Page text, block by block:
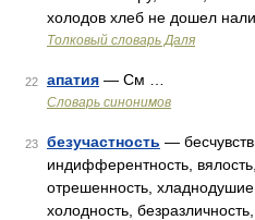
холодов хлеб не дошел
Толковый словарь Даля
22 апатия — См …
Словарь синонимов
23 безучастность —
индифферентность,
отрешенность,
холодность,